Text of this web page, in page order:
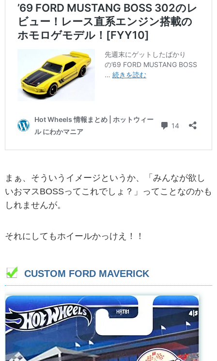
まぁ、そういうイメージというか、「みんなが欲し
いおマスBOSSってこれでしょ？」ってことなのかも
しれませんが。
それにしてもホイールかっけえ！！
CUSTOM FORD MAVERICK